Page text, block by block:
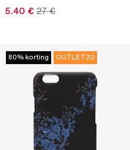
5.40 € 27 €
80% korting OUTLET20